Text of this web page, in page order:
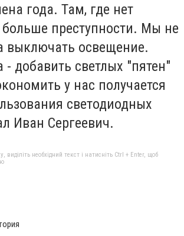
года. Там, где нет
преступности. Мы не
выключать освещение.
добавить светлых "пятен"
у нас получается
светодиодных
Иван Сергеевич.
необхідний текст і натисніть Ctrl + Enter, щоб